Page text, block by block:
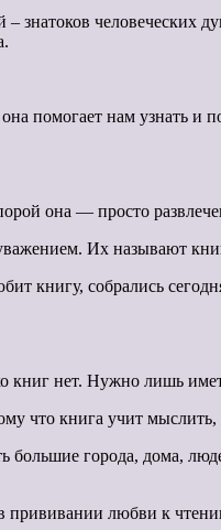
знатоков
помогает нам узнать
она — просто
Их называют
книгу, собрались
книг нет. Нужно лишь
что книга учит
города, дома,
прививании любви к